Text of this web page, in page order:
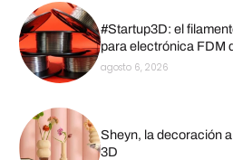
#Startup3D: el
para electrónica FDM
agosto 6, 2026
Sheyn, la decoración
3D